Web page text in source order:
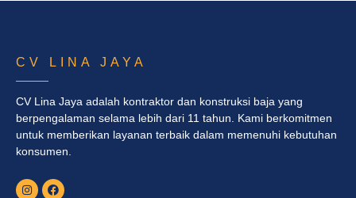
CV LINA JAYA
CV Lina Jaya adalah kontraktor dan konstruksi baja yang
berpengalaman selama lebih dari 11 tahun. Kami berkomitmen
untuk memberikan layanan terbaik dalam memenuhi kebutuhan
konsumen.